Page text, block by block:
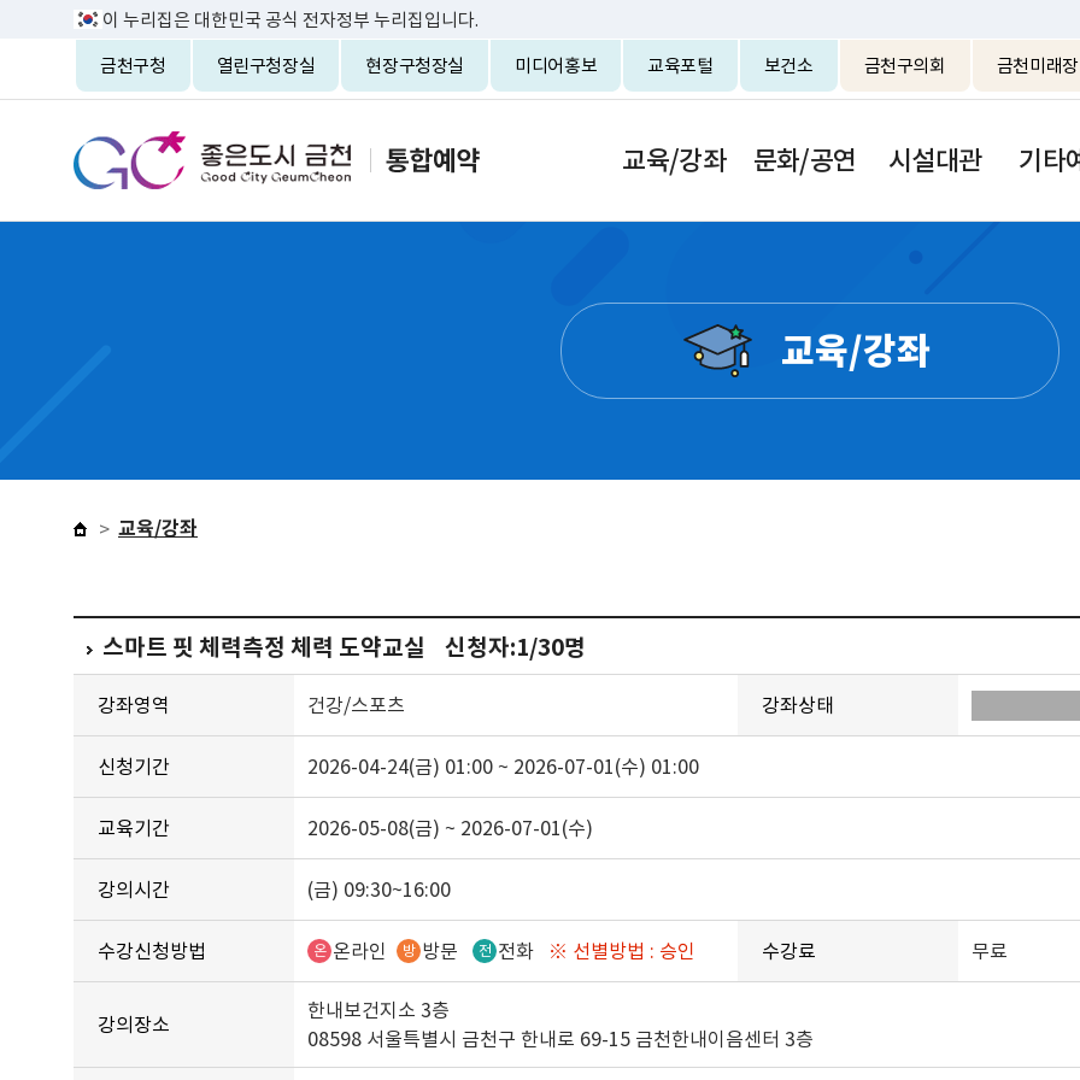
이 누리집은 대한민국 공식 전자정부 누리집입니다.
금천구청 열린구청장실 현장구청장실 미디어홍보 교육포털 보건소 금천구의회 금천미래
교육/강좌 문화/공연 시설대관 기타
교육/강좌
교육/강좌
스마트 핏 체력측정 체력 도약교실 신청자:1/30명
강좌영역 건강/스포츠 강좌상태
신청기간 2026-04-24(금) 01:00 ~ 2026-07-01(수) 01:00
교육기간 2026-05-08(금) ~ 2026-07-01(수)
강의시간 (금) 09:30~16:00
수강신청방법 온 온라인 방 방문 전 전화 ※ 선별방법 : 승인 수강료 무료
강의장소
한내보건지소 3층
08598 서울특별시 금천구 한내로 69-15 금천한내이음센터 3층